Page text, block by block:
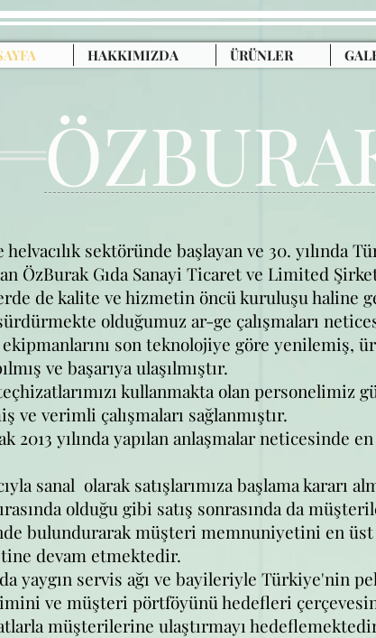
HAKKIMIZDA ÜRÜNLER
helvacılık sektöründe başlayan ve 30. yılında
ÖzBurak Gıda Sanayi Ticaret ve Limited
de kalite ve hizmetin öncü kuruluşu haline
olduğumuz ar-ge çalışmaları
ekipmanlarını son teknolojiye göre yenilemiş,
ve başarıya ulaşılmıştır.
kullanmakta olan personelimiz
verimli çalışmaları sağlanmıştır.
2013 yılında yapılan anlaşmalar neticesinde en
sanal olarak satışlarımıza başlama kararı
olduğu gibi satış sonrasında da
bulundurarak müşteri memnuniyetini en üst
devam etmektedir.
yaygın servis ağı ve bayileriyle Türkiye'nin
ve müşteri pörtföyünü hedefleri
müşterilerine ulaştırmayı